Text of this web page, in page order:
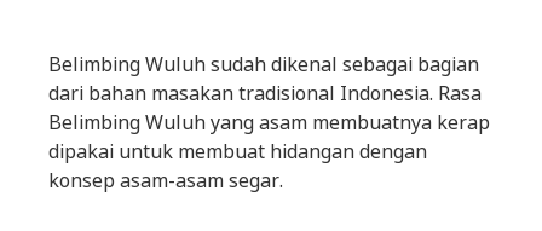
Belimbing Wuluh sudah dikenal sebagai bagian
dari bahan masakan tradisional Indonesia. Rasa
Belimbing Wuluh yang asam membuatnya kerap
dipakai untuk membuat hidangan dengan
konsep asam-asam segar.